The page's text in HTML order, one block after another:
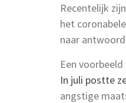
Recentelijk
het
naar
Een
In juli postte
angstige